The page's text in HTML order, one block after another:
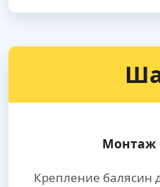
Монтаж
Крепление балясин